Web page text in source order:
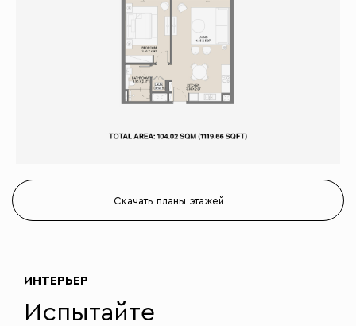
Скачать планы этажей
ИНТЕРЬЕР
Испытайте